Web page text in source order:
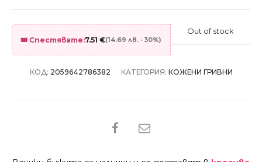
🎟️ Спестявате:7.51€(14.69 лв. · 30%)
Out of stock
КОД: 2059642786382 КАТЕГОРИЯ: КОЖЕНИ ГРИВНИ
SHARE